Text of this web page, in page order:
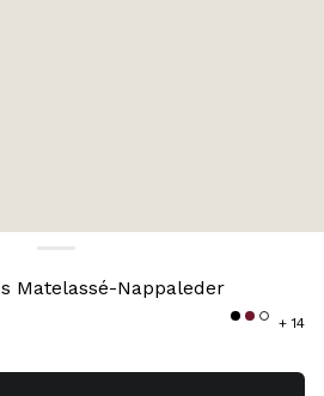
Matelassé-Nappaleder
+ 14